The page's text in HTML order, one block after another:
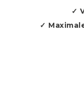
✓
✓